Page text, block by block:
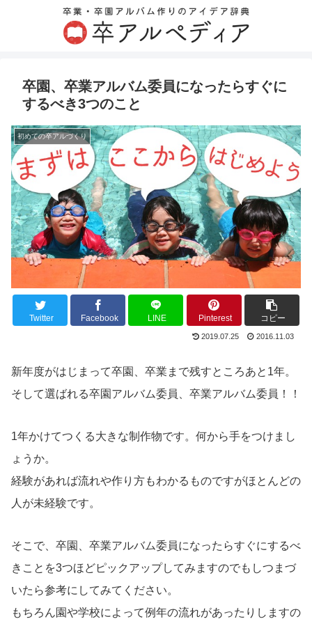
卒園、卒業アルバム委員になったらすぐに
するべき3つのこと
初めての卒アルづくり
Twitter Facebook LINE Pinterest コピー
2019.07.25 2016.11.03
新年度がはじまって卒園、卒業まで残すところあと1年。
そして選ばれる卒園アルバム委員、卒業アルバム委員！！
1年かけてつくる大きな制作物です。何から手をつけまし
ょうか。
経験があれば流れや作り方もわかるものですがほとんどの
人が未経験です。
そこで、卒園、卒業アルバム委員になったらすぐにするべ
きことを3つほどピックアップしてみますのでもしつまづ
いたら参考にしてみてください。
もちろん園や学校によって例年の流れがあったりしますの